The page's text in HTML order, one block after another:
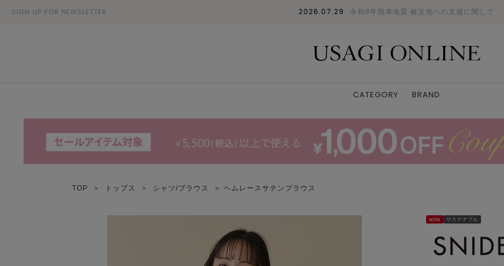
SIGN UP FOR NEWSLETTER 2026.07.29 令和8年熊本地震 被災地への支援に関して
CATEGORY BRAND
TOP ＞ トップス ＞ シャツ/ブラウス ＞ ヘムレースサテンブラウス
sale サステナブル